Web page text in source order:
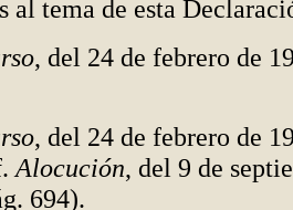
al tema de esta
, del 24 de febrero de
, del 24 de febrero de
Alocución, del 9 de
694).